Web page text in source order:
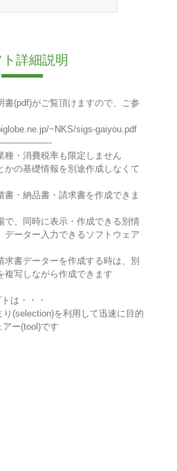
ト詳細説明
書(pdf)がご覧頂けますので、ご参
~NKS/sigs-gaiyou.pdf
種・消費税率も限定しません
かの基礎情報を別途作成しなくて
・納品書・請求書を作成できま
で、同時に表示・作成できる別情
データー入力できるソフトウェア
求書データーを作成する時は、別
複写しながら作成できます
は・・・
(selection)を利用して迅速に目的
ー(tool)です